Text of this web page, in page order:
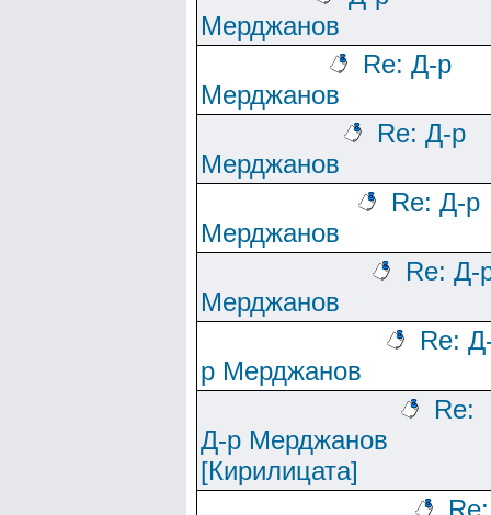
Мерджанов
Re: Д-р
Мерджанов
Re: Д-р
Мерджанов
Re: Д-р
Мерджанов
Re: Д-
Мерджанов
Re:
р Мерджанов
Re:
Д-р Мерджанов
[Кирилицата]
Re: